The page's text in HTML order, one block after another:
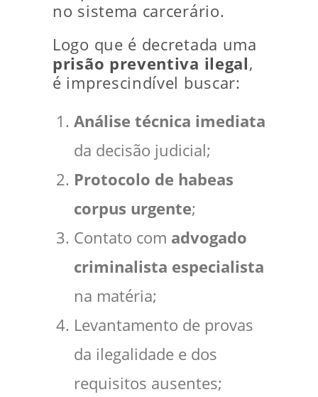
no sistema carcerário.
Logo que é decretada uma
prisão preventiva ilegal,
é imprescindível buscar:
Análise técnica imediata
da decisão judicial;
Protocolo de habeas
corpus urgente;
Contato com advogado
criminalista especialista
na matéria;
Levantamento de provas
da ilegalidade e dos
requisitos ausentes;